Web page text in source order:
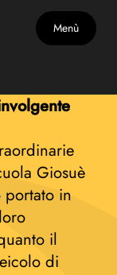
Menù
via
Giosuè
in
il
di